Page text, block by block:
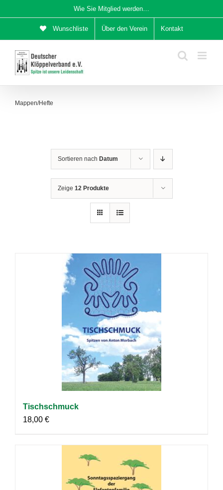
Inhalt
Wie Sie Mitglied werden…
Wunschliste Über den Verein Kontakt
Mappen/Hefte
Sortieren nach Datum
Zeige 12 Produkte
Tischschmuck
18,00 €